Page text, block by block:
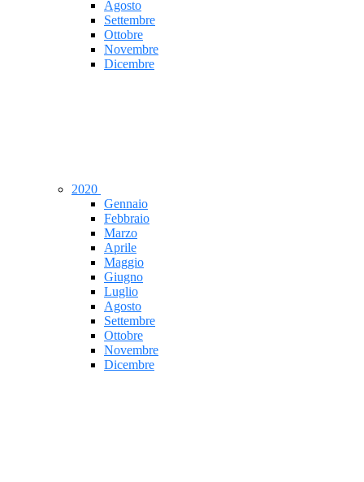
Agosto
Settembre
Ottobre
Novembre
Dicembre
2020
Gennaio
Febbraio
Marzo
Aprile
Maggio
Giugno
Luglio
Agosto
Settembre
Ottobre
Novembre
Dicembre